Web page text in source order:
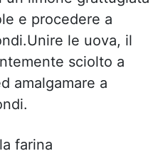
e procedere a
le uova, il
sciolto a
amalgamare a
farina